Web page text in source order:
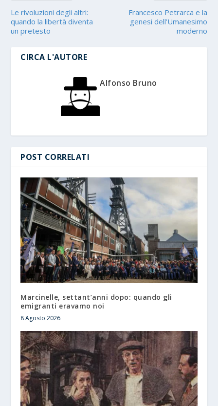
Le rivoluzioni degli altri:
quando la libertà diventa
un pretesto
Francesco Petrarca e la
genesi dell’Umanesimo
moderno
CIRCA L'AUTORE
Alfonso Bruno
POST CORRELATI
Marcinelle, settant’anni dopo: quando gli
emigranti eravamo noi
8 Agosto 2026